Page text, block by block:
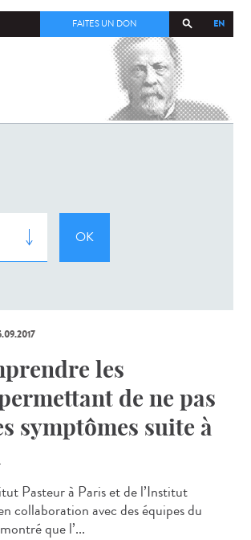
EN
FAITES UN DON
2 /
les
de ne pas
symptômes suite à
Pasteur à Paris et de l’Institut
collaboration avec des équipes du
que l’...